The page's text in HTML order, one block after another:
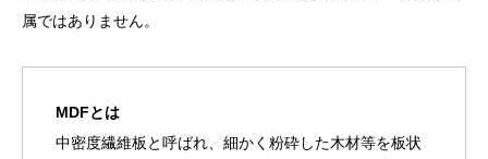
属ではありません。
MDFとは
中密度繊維板と呼ばれ、細かく粉砕した木材等を板状